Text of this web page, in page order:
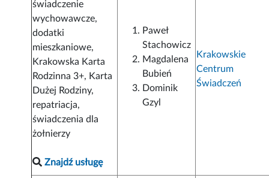
świadczenie
wychowawcze,
dodatki
mieszkaniowe,
Krakowska Karta
Rodzinna 3+, Karta
Dużej Rodziny,
repatriacja,
świadczenia dla
żołnierzy
Znajdź usługę
Paweł
Stachowicz
Magdalena
Bubień
Dominik
Gzyl
Krakowskie
Centrum
Świadczeń